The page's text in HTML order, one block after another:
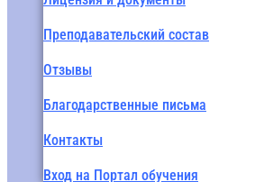
Преподавательский состав
Отзывы
Благодарственные письма
Контакты
Вход на Портал обучения